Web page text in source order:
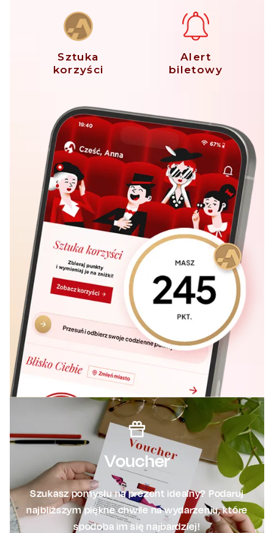
Sztuka
korzyści
Alert
biletowy
Voucher
Szukasz pomysłu na prezent idealny? Podaruj
najbliższym piękne chwile na wydarzeniu, które
spodoba im się najbardziej!